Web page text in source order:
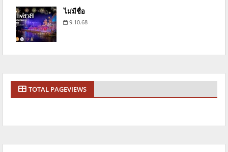
ไม่มีชื่อ
9.10.68
TOTAL PAGEVIEWS